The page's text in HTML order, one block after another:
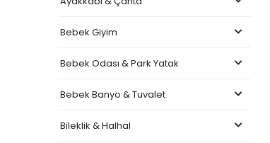
Bebek Giyim
Bebek Odası & Park Yatak
Bebek Banyo & Tuvalet
Bileklik & Halhal